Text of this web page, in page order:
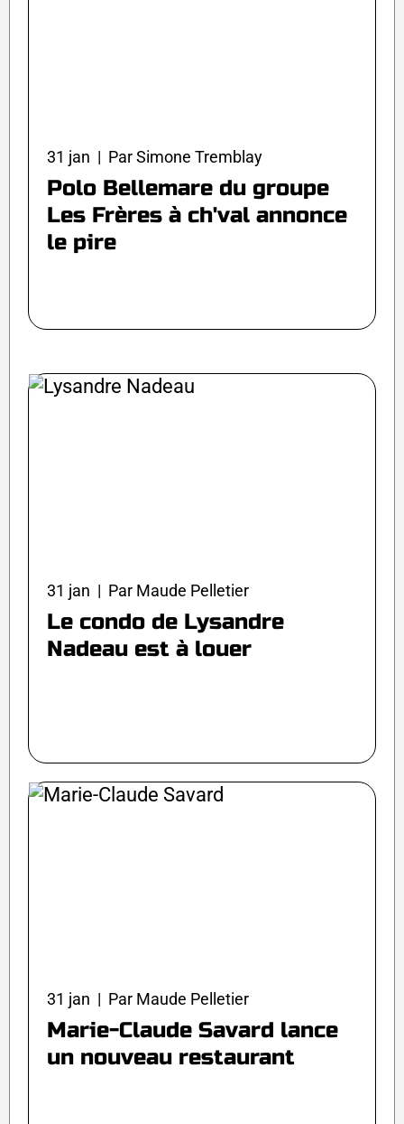
31 jan | Par Simone Tremblay
Polo Bellemare du groupe
Les Frères à ch'val annonce
le pire
31 jan | Par Maude Pelletier
Le condo de Lysandre
Nadeau est à louer
31 jan | Par Maude Pelletier
Marie-Claude Savard lance
un nouveau restaurant